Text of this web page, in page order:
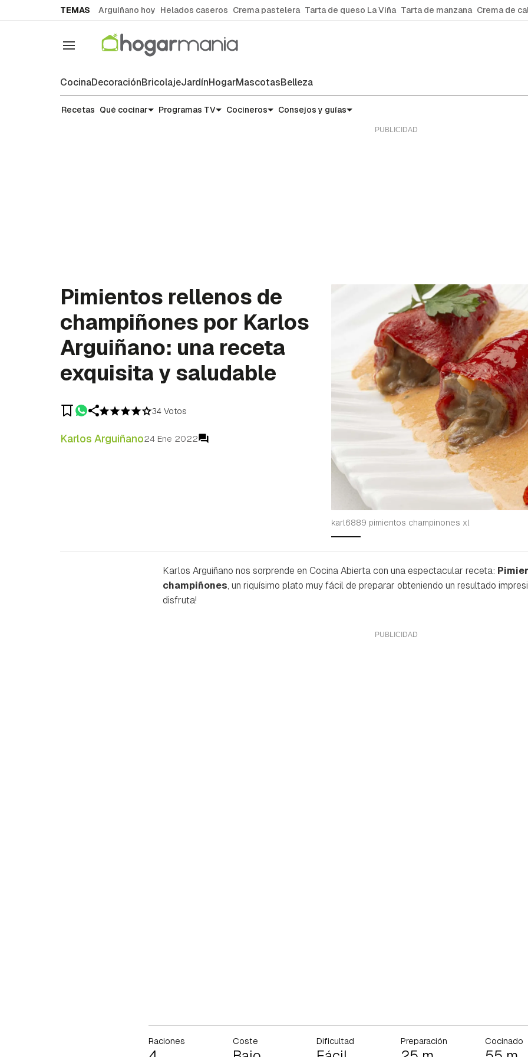
TEMAS Arguiñano hoy Helados caseros Crema pastelera Tarta de queso La Viña Tarta de manzana Crema de
Navegación
CocinaDecoraciónBricolajeJardínHogarMascotasBelleza
Recetas
Recetas Qué cocinar Programas TV Cocineros Consejos y guías
Pimientos rellenos de
champiñones por Karlos
Arguiñano: una receta
exquisita y saludable
34 Votos
Karlos Arguiñano24 Ene 2022
karl6889 pimientos champinones xl
Karlos Arguiñano nos sorprende en Cocina Abierta con una espectacular receta:
champiñones, un riquísimo plato muy fácil de preparar obteniendo un resultado
disfruta!
Raciones Coste Dificultad Preparación Cocinado